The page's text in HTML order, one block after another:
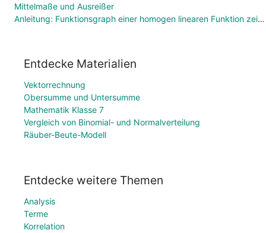
Mittelmaße und Ausreißer
Anleitung: Funktionsgraph einer homogen linearen Funktion zeichnen
Entdecke Materialien
Vektorrechnung
Obersumme und Untersumme
Mathematik Klasse 7
Vergleich von Binomial- und Normalverteilung
Räuber-Beute-Modell
Entdecke weitere Themen
Analysis
Terme
Korrelation